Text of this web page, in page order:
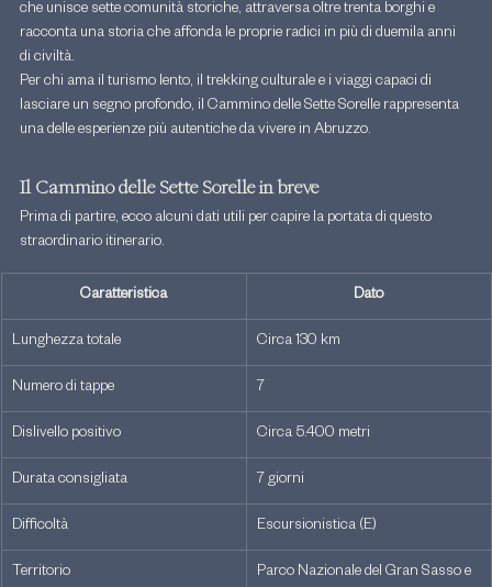
che unisce sette comunità storiche, attraversa oltre trenta borghi e
racconta una storia che affonda le proprie radici in più di duemila anni
di civiltà.
Per chi ama il turismo lento, il trekking culturale e i viaggi capaci di
lasciare un segno profondo, il Cammino delle Sette Sorelle rappresenta
una delle esperienze più autentiche da vivere in Abruzzo.
Il Cammino delle Sette Sorelle in breve
Prima di partire, ecco alcuni dati utili per capire la portata di questo
straordinario itinerario.
Caratteristica Dato
Lunghezza totale Circa 130 km
Numero di tappe 7
Dislivello positivo Circa 5.400 metri
Durata consigliata 7 giorni
Difficoltà Escursionistica (E)
Territorio
Parco Nazionale del Gran Sasso e